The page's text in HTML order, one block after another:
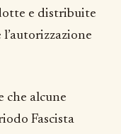
e distribuite
che alcune
Fascista